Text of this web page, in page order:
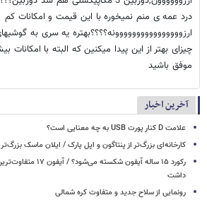
درد عمه ی منم نمیخوره با این قیمت و امکانات کم
ارزوووووووووووووووونه؟؟؟؟بهتره یه سری به
چیزای بهتر از این پیدا میکنین که البته با
موفق باشید
آخرین اخبار
علامت D کنار پورت USB به چه معنایی است؟
کارخانه‌ای بزرگ‌تر از پنتاگون و اپل پارک / ایلان ماسک
رکورد ۱۵ ساله آیفون
داشت
رونمایی از سلاح جدید و متفاوت کره شمالی